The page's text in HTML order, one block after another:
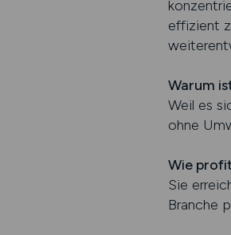
effizient
Warum
Weil es
ohne
Wie
Sie
Branche